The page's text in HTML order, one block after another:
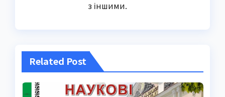
з іншими.
Related Post